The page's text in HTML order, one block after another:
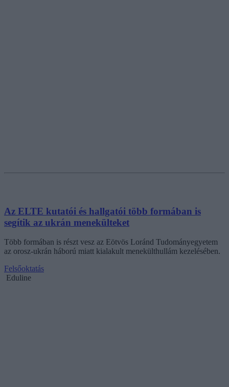
Az ELTE kutatói és hallgatói több formában is
segítik az ukrán menekülteket
Több formában is részt vesz az Eötvös Loránd Tudományegyetem
az orosz-ukrán háború miatt kialakult menekülthullám kezelésében.
Felsőoktatás
Eduline